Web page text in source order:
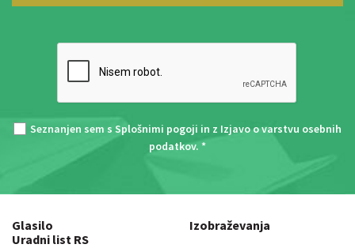
Seznanjen sem s Splošnimi pogoji in z Izjavo o varstvu osebnih
podatkov. *
Glasilo
Uradni list RS
Izobraževanja